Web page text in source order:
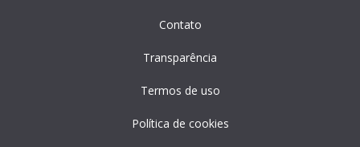
Contato
Transparência
Termos de uso
Política de cookies